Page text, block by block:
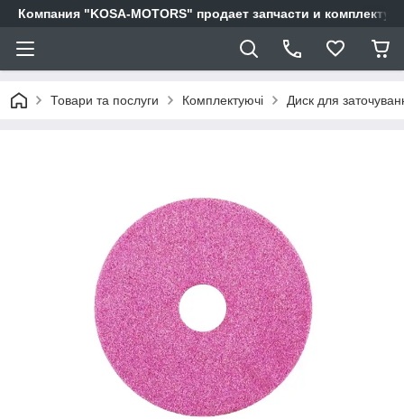
Компания "KOSA-MOTORS" продает запчасти и
Товари та послуги Комплектуючі Диск для